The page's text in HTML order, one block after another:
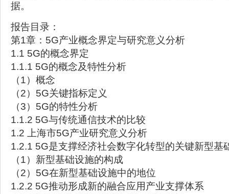
据。
报告目录：
第1章：5G产业概念界定与研究意义分析
1.1 5G的概念界定
1.1.1 5G的概念及特性分析
（1）概念
（2）5G关键指标定义
（3）5G的特性分析
1.1.2 5G与传统通信技术的比较
1.2 上海市5G产业研究意义分析
1.2.1 5G是支撑经济社会数字化转型的关键新型基
（1）新型基础设施的构成
（2）5G在新型基础设施中的地位
1.2.2 5G推动形成新的融合应用产业支撑体系